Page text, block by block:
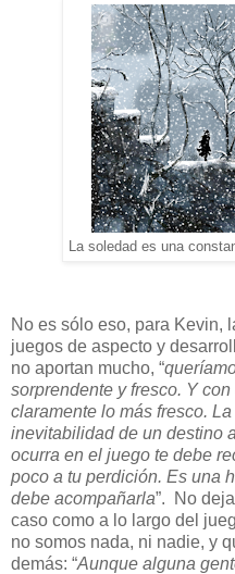
La soledad es una
No es sólo eso, para Kevin,
juegos de aspecto y
no aportan mucho, “
sorprendente y fresco. Y
claramente lo más fresco.
inevitabilidad de un destino
ocurra en el juego te debe
poco a tu perdición. Es una
debe acompañarla”. No
caso como a lo largo del
no somos nada, ni nadie, y
demás: “Aunque alguna